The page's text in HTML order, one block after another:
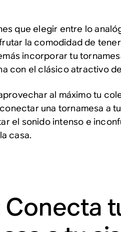
que elegir entre lo
la comodidad de
incorporar tu
con el clásico atractivo
al máximo tu
una tornamesa a
el sonido intenso e
casa.
Conecta